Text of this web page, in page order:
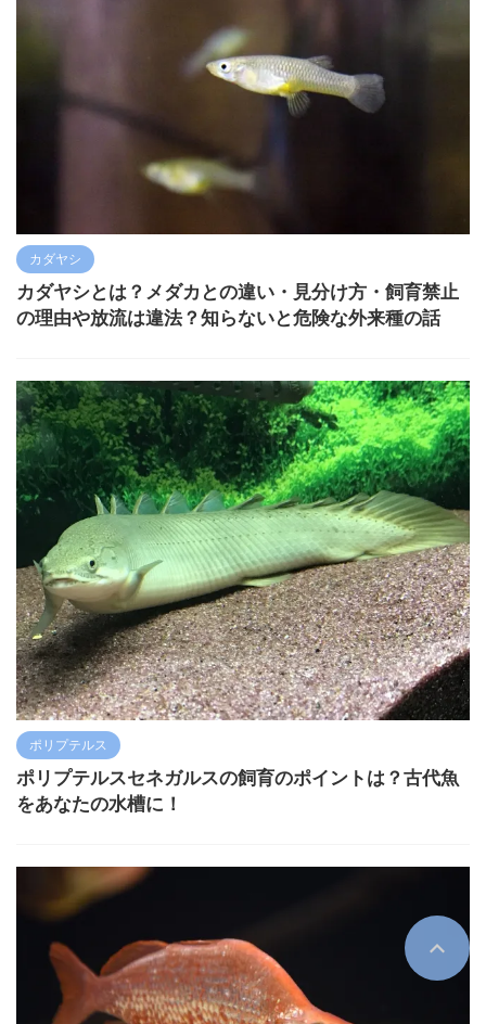
カダヤシ
カダヤシとは？メダカとの違い・見分け方・飼育禁止
の理由や放流は違法？知らないと危険な外来種の話
ポリプテルス
ポリプテルスセネガルスの飼育のポイントは？古代魚
をあなたの水槽に！